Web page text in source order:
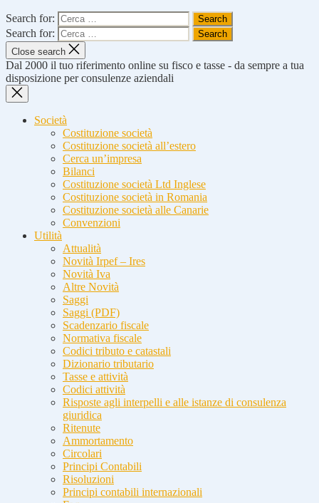
Search for:
Search for:
Close search
Dal 2000 il tuo riferimento online su fisco e tasse - da sempre a tua
disposizione per consulenze aziendali
Società
Costituzione società
Costituzione società all’estero
Cerca un’impresa
Bilanci
Costituzione società Ltd Inglese
Costituzione società in Romania
Costituzione società alle Canarie
Convenzioni
Utilità
Attualità
Novità Irpef – Ires
Novità Iva
Altre Novità
Saggi
Saggi (PDF)
Scadenzario fiscale
Normativa fiscale
Codici tributo e catastali
Dizionario tributario
Tasse e attività
Codici attività
Risposte agli interpelli e alle istanze di consulenza
giuridica
Ritenute
Ammortamento
Circolari
Principi Contabili
Risoluzioni
Principi contabili internazionali